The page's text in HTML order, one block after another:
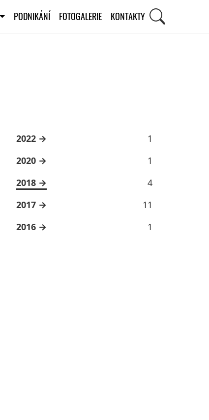
PODNIKÁNÍ FOTOGALERIE KONTAKTY
2022
1
2020
1
2018
4
2017
11
2016
1